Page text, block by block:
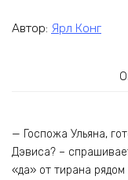
Автор: Ярл Конг
— Госпожа Ульяна,
Дэвиса? –
«да» от тирана